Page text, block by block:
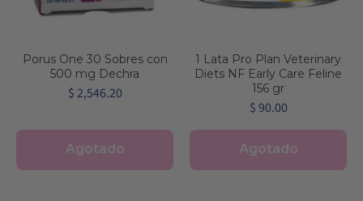
Porus One 30 Sobres con
500 mg Dechra
$ 2,546.20
Agotado
1 Lata Pro Plan Veterinary
Diets NF Early Care Feline
156 gr
$ 90.00
Agotado